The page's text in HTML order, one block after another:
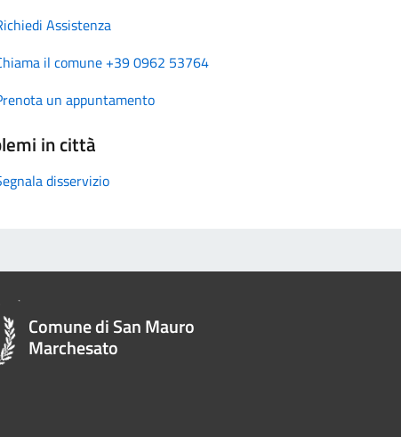
Assistenza
il comune +39 0962 53764
un appuntamento
in città
disservizio
Comune di San Mauro
Marchesato